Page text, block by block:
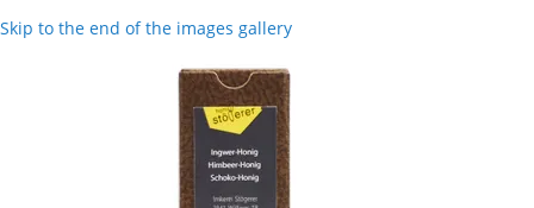
Skip to the end of the images gallery